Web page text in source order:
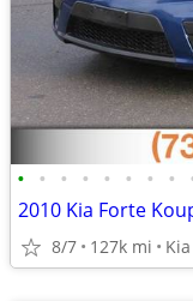
• • • • • • • •
2010 Kia Forte
8/7 127k mi